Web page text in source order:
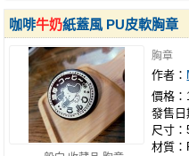
咖啡牛奶紙蓋風 PU皮軟胸章
胸章
作者：
價格：
發售日
尺寸
材質